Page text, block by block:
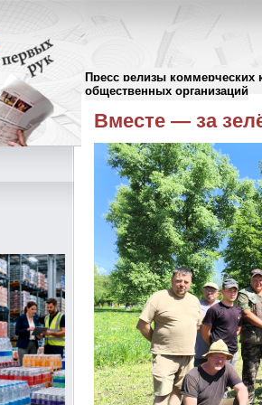
Пресс релизы коммерческих
общественных организаций
Пресс-релизы//
Вместе — за